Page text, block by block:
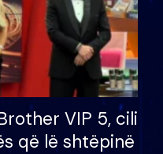
VIP 5, cili
që lë shtëpinë